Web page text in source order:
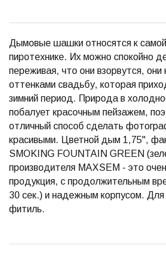
Дымовые шашки относятся к
пиротехнике. Их можно спокойно
переживая, что они взорвутся,
оттенками свадьбу, которая
зимний период. Природа в
побалует красочным пейзажем,
отличный способ сделать
красивыми. Цветной дым 1,75",
SMOKING FOUNTAIN GREEN
производителя MAXSEM - это
продукция, с продолжительным
30 сек.) и надежным корпусом. Для
фитиль.